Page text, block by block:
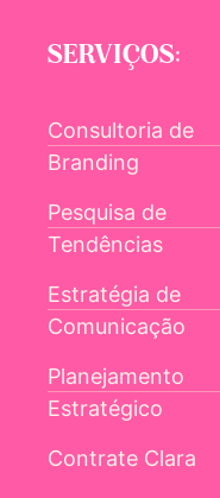
SERVIÇOS:
Consultoria de
Branding
Pesquisa de
Tendências
Estratégia de
Comunicação
Planejamento
Estratégico
Contrate Clara